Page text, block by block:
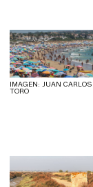
IMAGEN: JUAN CARLOS
TORO